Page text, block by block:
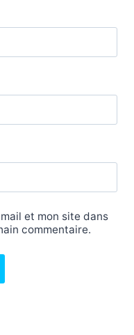
et mon site dans
commentaire.